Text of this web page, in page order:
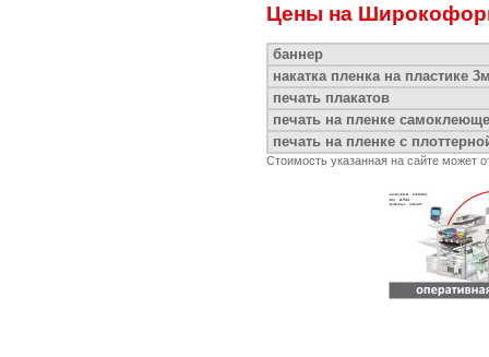
Цены на
баннер
накатка пленка на пластике
печать плакатов
печать на пленке
печать на пленке с
Стоимость указанная на сайте может